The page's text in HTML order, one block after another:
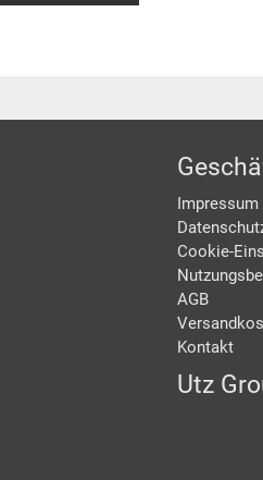
Impressum
Cookie-
AGB
Kontakt
Utz